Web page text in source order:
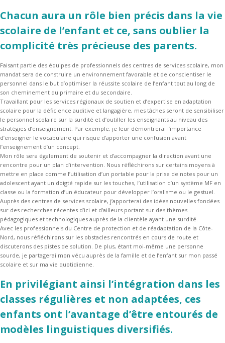
Chacun aura un rôle bien précis dans la vie
scolaire de l’enfant et ce, sans oublier la
complicité très précieuse des parents.
Faisant partie des équipes de professionnels des centres de services scolaire, mon
mandat sera de construire un environnement favorable et de conscientiser le
personnel dans le but d’optimiser la réussite scolaire de l’enfant tout au long de
son cheminement du primaire et du secondaire.
Travaillant pour les services régionaux de soutien et d’expertise en adaptation
scolaire pour la déficience auditive et langagière, mes tâches seront de sensibiliser
le personnel scolaire sur la surdité et d’outiller les enseignants au niveau des
stratégies d’enseignement. Par exemple, je leur démontrerai l’importance
d’enseigner le vocabulaire qui risque d’apporter une confusion avant
l’enseignement d’un concept.
Mon rôle sera également de soutenir et d’accompagner la direction avant une
rencontre pour un plan d’intervention. Nous réfléchirons sur certains moyens à
mettre en place comme l’utilisation d’un portable pour la prise de notes pour un
adolescent ayant un doigté rapide sur les touches, l’utilisation d’un système MF en
classe ou la formation d’un éducateur pour développer l’oralisme ou le gestuel.
Auprès des centres de services scolaire, j’apporterai des idées nouvelles fondées
sur des recherches récentes d’ici et d’ailleurs portant sur des thèmes
pédagogiques et technologiques auprès de la clientèle ayant une surdité.
Avec les professionnels du Centre de protection et de réadaptation de la Côte-
Nord, nous réfléchirons sur les obstacles rencontrés en cours de route et
discuterons des pistes de solution. De plus, étant moi-même une personne
sourde, je partagerai mon vécu auprès de la famille et de l’enfant sur mon passé
scolaire et sur ma vie quotidienne.
En privilégiant ainsi l’intégration dans les
classes régulières et non adaptées, ces
enfants ont l’avantage d’être entourés de
modèles linguistiques diversifiés.